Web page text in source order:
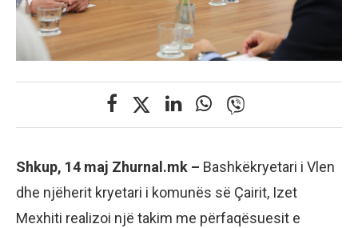
Shkup, 14 maj Zhurnal.mk – Bashkëkryetari i Vlen
dhe njëherit kryetari i komunës së Çairit, Izet
Mexhiti realizoi një takim me përfaqësuesit e